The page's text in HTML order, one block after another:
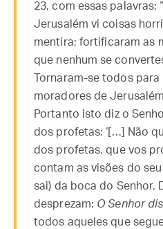
23, com essas palavras:
Jerusalém vi coisas
mentira; fortificaram as
que nenhum se
Tornaram-se todos
moradores de
Portanto isto diz o
dos profetas: ‘[…] Não
dos profetas, que vos
contam as visões do
sai) da boca do Senhor.
desprezam: O Senhor
todos aqueles que